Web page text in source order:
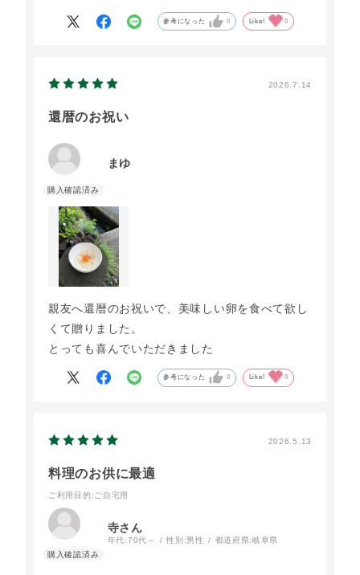
参考になった 0 Like! 0
2026.7.14
還暦のお祝い
まゆ
親友へ還暦のお祝いで、美味しい卵を食べて欲し
くて贈りました。
とっても喜んでいただきました
参考になった 0 Like! 0
2026.5.13
料理のお供に最適
ご利用目的 :ご自宅用
寺さん
年代:70代～ 性別:男性 都道府県:岐阜県